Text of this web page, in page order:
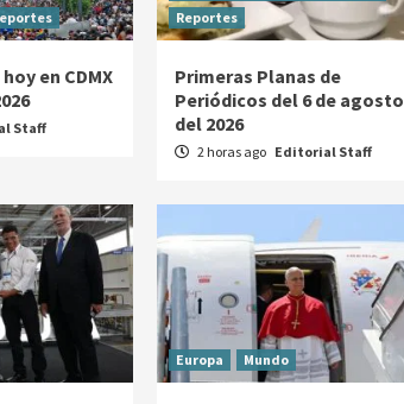
en CDMX
Staff
Reportes
Primeras Planas de
Periódicos del 6 de agosto
del 2026
2 horas ago Editorial Staff
Europa Mundo